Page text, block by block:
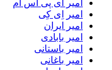
امیر ای پی اس ام
امیر اِی کِی
امیر ایران
امیر بابادی
امیر باستانی
امیر باغانی